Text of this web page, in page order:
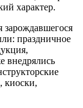
характер.
праздничное
внедрялись
киоски,